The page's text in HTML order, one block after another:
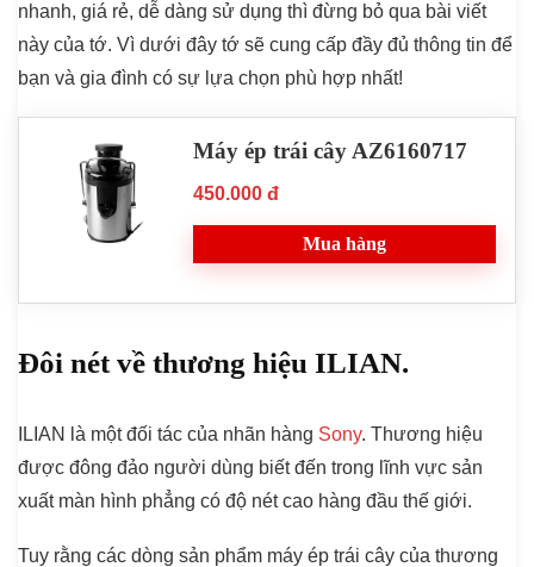
nhanh, giá rẻ, dễ dàng sử dụng thì đừng bỏ qua bài viết
này của tớ. Vì dưới đây tớ sẽ cung cấp đầy đủ thông tin để
bạn và gia đình có sự lựa chọn phù hợp nhất!
Máy ép trái cây AZ6160717
450.000 đ
Mua hàng
Đôi nét về thương hiệu ILIAN.
ILIAN là một đối tác của nhãn hàng Sony. Thương hiệu
được đông đảo người dùng biết đến trong lĩnh vực sản
xuất màn hình phẳng có độ nét cao hàng đầu thế giới.
Tuy rằng các dòng sản phẩm máy ép trái cây của thương